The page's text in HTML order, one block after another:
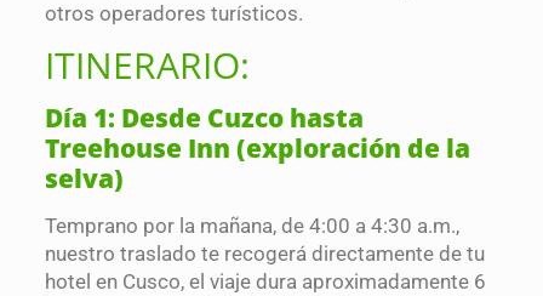
otros operadores turísticos.
ITINERARIO:
Día 1: Desde Cuzco hasta
Treehouse Inn (exploración de la
selva)
Temprano por la mañana, de 4:00 a 4:30 a.m.,
nuestro traslado te recogerá directamente de tu
hotel en Cusco, el viaje dura aproximadamente 6